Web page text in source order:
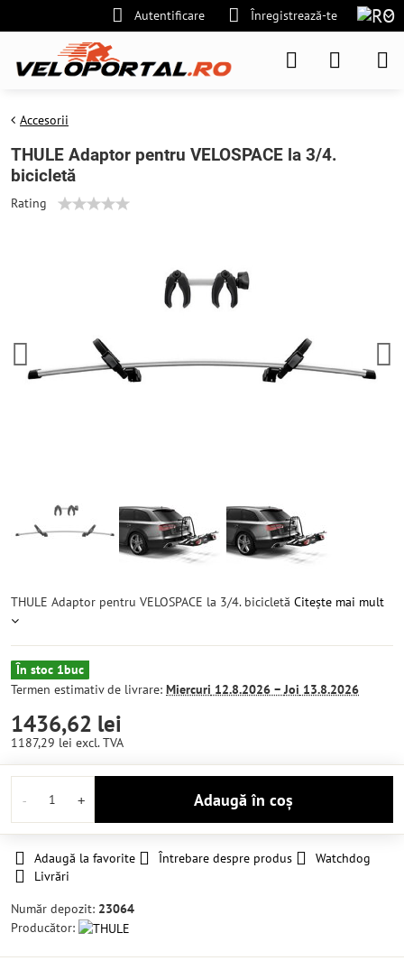
Autentificare Înregistrează-te
Accesorii
THULE Adaptor pentru VELOSPACE la 3/4.
bicicletă
Rating
THULE Adaptor pentru VELOSPACE la 3/4. bicicletă Citește mai mult
În stoc 1buc
Termen estimativ de livrare: Miercuri 12.8.2026 −Joi 13.8.2026
1436,62 lei
1187,29 lei excl. TVA
Adaugă în coș
Adaugă la favorite Întrebare despre produs
Watchdog
Livrări
Număr depozit: 23064
Producător: